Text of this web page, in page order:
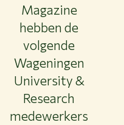
Samenwerken met WUR
Over WUR
NIEUWS & ACHTERGRONDEN
WERKEN BIJ WUR
BIBLIOTHEEK
CONTACT
NL
Magazine
hebben de
volgende
Wageningen
University &
Research
medewerkers